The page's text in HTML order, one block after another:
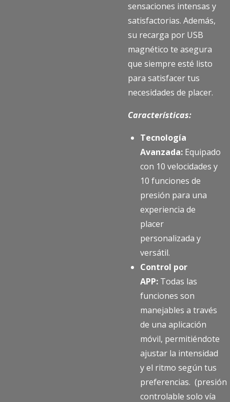
sensaciones intensas y
satisfactorias. Además,
su recarga por USB
magnético te asegura
que siempre esté listo
para satisfacer tus
necesidades de placer.
Características:
Tecnología
Avanzada: Equipado
con 10 velocidades y
10 funciones de
presión para una
experiencia de
placer
personalizada y
versátil.
Control por
APP: Todas las
funciones son
manejables a través
de una aplicación
móvil, permitiéndote
ajustar la intensidad
y el ritmo según tus
preferencias. (presión
controlable solo vía